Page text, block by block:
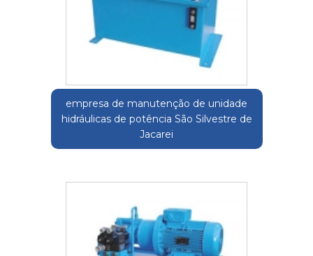
empresa de manutenção de unidade
hidráulicas de potência São Silvestre de
Jacarei